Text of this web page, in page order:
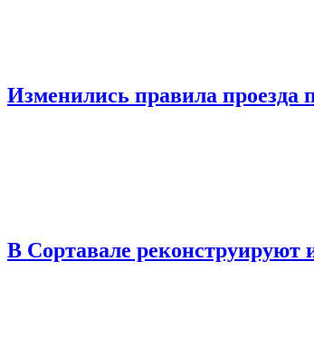
Изменились правила проезда
В Сортавале реконструируют